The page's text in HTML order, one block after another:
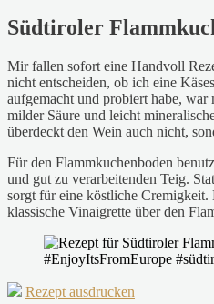
Südtiroler
Mir fallen sofort eine Handvoll
nicht entscheiden, ob ich eine
aufgemacht und probiert habe,
milder Säure und leicht
überdeckt den Wein auch nicht,
Für den Flammkuchenboden
und gut zu verarbeitenden Teig.
sorgt für eine köstliche Cremigkeit.
klassische Vinaigrette über den
Rezept ausdrucken